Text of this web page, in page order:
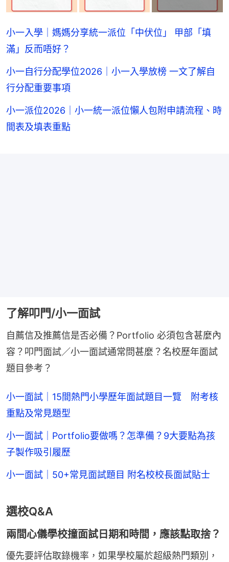
小一入學｜媽媽分享統一派位「中伏位」 甲部「填
滿」反而唔好？
小一自行分配學位2026｜小一入學放榜 一文了解自
行分配重要事項
小一派位2026｜小一統一派位懶人包附申請流程、時
間表及填表重點
了解叩門/小一面試
自薦信及推薦信是否必備？Portfolio 必須包含甚麼內
容？叩門面試／小一面試通常問甚麼？名校歷年面試
題目參考？
小一面試｜15間熱門小學歷年面試題目一覽 附考核
重點及常見題型
小一面試｜Portfolio要做嗎？怎準備？9大要點為孩
子製作吸引履歷
小一面試｜50+常見面試題目 附名校校長面試貼士
選校Q&A
兩間心儀學校撞面試日期和時間，應該點取捨？
優先要評估取錄機率，如果學校屬於超級熱門類別，